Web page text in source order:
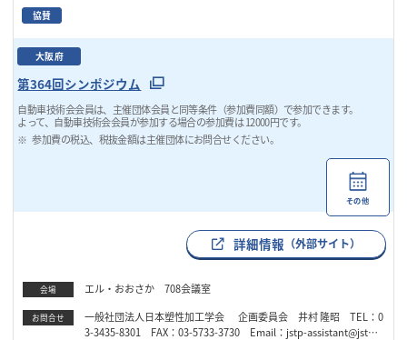
協賛
大阪府
第364回シンポジウム
自動車技術会会員は、主催団体会員と同等条件（参加費同額）で参加できます。
よって、自動車技術会会員が参加する場合の参加費は 12000円です。
参加費の税込、税抜金額は主催団体にお問合せください。
その他
詳細情報 （外部サイト）
会場 エル・おおさか 708会議室
お問合せ
一般社団法人日本塑性加工学会 企画委員会 井村 隆昭 TEL：0
3-3435-8301 FAX：03-5733-3730 Email：jstp-assistant@jstp.o